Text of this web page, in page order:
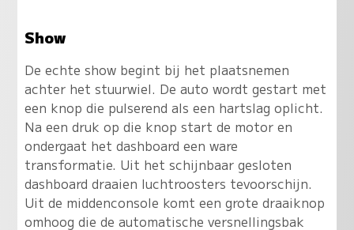
Show
De echte show begint bij het plaatsnemen
achter het stuurwiel. De auto wordt gestart met
een knop die pulserend als een hartslag oplicht.
Na een druk op die knop start de motor en
ondergaat het dashboard een ware
transformatie. Uit het schijnbaar gesloten
dashboard draaien luchtroosters tevoorschijn.
Uit de middenconsole komt een grote draaiknop
omhoog die de automatische versnellingsbak